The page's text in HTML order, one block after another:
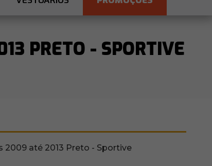
PRETO - SPORTIVE
2009 até 2013 Preto - Sportive